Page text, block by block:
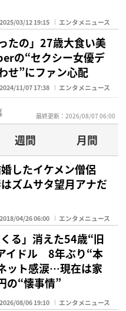
2025/03/12 19:15 エンタメニュース
たの」27歳大食い美
の“セクシー女優デ
せ”にファン心配
2024/11/07 17:38 エンタメニュース
最終更新：2026/08/07 06:00
週間
月間
したイケメン僧侶
ズムサタ望月アナだ
2018/04/26 06:00 エンタメニュース
くる」消えた54歳“旧
イドル 8年ぶり“本
ット感涙…現在は家
の“懐事情”
2026/08/06 19:10 エンタメニュース